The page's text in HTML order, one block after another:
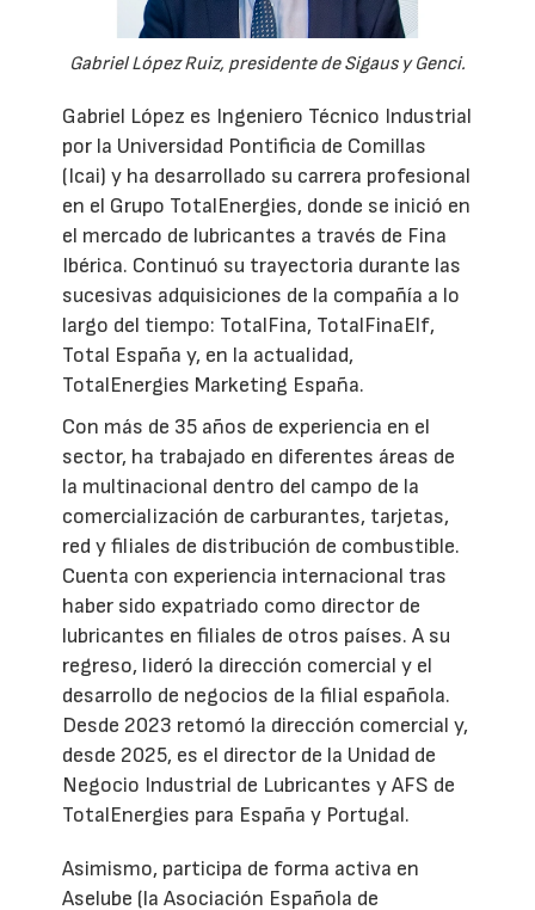
Gabriel López Ruiz, presidente de Sigaus y Genci.
Gabriel López es Ingeniero Técnico Industrial
por la Universidad Pontificia de Comillas
(Icai) y ha desarrollado su carrera profesional
en el Grupo TotalEnergies, donde se inició en
el mercado de lubricantes a través de Fina
Ibérica. Continuó su trayectoria durante las
sucesivas adquisiciones de la compañía a lo
largo del tiempo: TotalFina, TotalFinaElf,
Total España y, en la actualidad,
TotalEnergies Marketing España.
Con más de 35 años de experiencia en el
sector, ha trabajado en diferentes áreas de
la multinacional dentro del campo de la
comercialización de carburantes, tarjetas,
red y filiales de distribución de combustible.
Cuenta con experiencia internacional tras
haber sido expatriado como director de
lubricantes en filiales de otros países. A su
regreso, lideró la dirección comercial y el
desarrollo de negocios de la filial española.
Desde 2023 retomó la dirección comercial y,
desde 2025, es el director de la Unidad de
Negocio Industrial de Lubricantes y AFS de
TotalEnergies para España y Portugal.
Asimismo, participa de forma activa en
Aselube (la Asociación Española de